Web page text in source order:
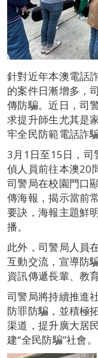
針對近年本澳電話
的案件日漸增多，
傳防騙。近日，司
求提升師生尤其是
牢全民防範電話詐
3月1日至15日，司
偵人員前往本澳20
司警局在校園門口
傳海報，揭示當前
要訣，海報主題鮮
播。
此外，司警局人員
互動交流，宣導防
資訊傳遞長輩、教
司警局將持續推進
防罪防騙，並積極
渠道，提升廣大居
建“全民防騙”社會。